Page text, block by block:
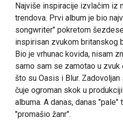
Najviše inspiracije izvlačim iz
trendova. Prvi album je bio
songwriter" pokretom
inspirisan zvukom britanskog
Bio je vrhunac kovida, nisam
samo sam se zamotao u
što su Oasis i Blur.
čuje ogroman skok u
albuma. A danas, danas
"promašio žanr".